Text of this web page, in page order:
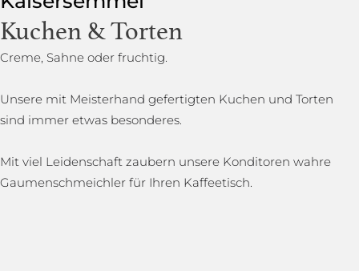
Kuchen & Torten
Creme, Sahne oder fruchtig.
Unsere mit Meisterhand gefertigten Kuchen und Torten
sind immer etwas besonderes.
Mit viel Leidenschaft zaubern unsere Konditoren wahre
Gaumenschmeichler für Ihren Kaffeetisch.